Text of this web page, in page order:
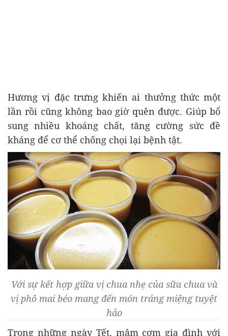
Hương vị đặc trưng khiến ai thưởng thức một
lần rồi cũng không bao giờ quên được. Giúp bổ
sung nhiều khoáng chất, tăng cường sức đề
kháng để cơ thể chống chọi lại bệnh tật.
Với sự kết hợp giữa vị chua nhẹ của sữa chua và
vị phô mai béo mang đến món tráng miệng tuyệt
hảo
Trong những ngày Tết, mâm cơm gia đình với